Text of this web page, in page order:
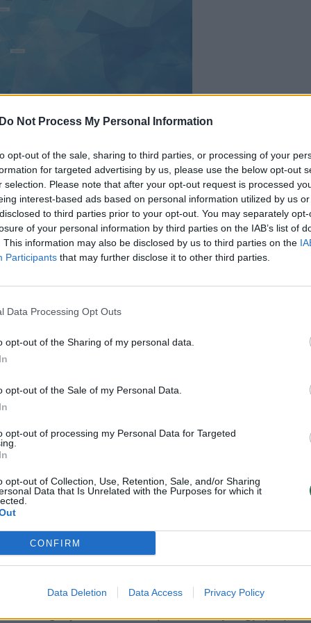
Do Not Process My Personal Information
opt-out of the sale, sharing to third parties, or processing of your
for targeted advertising by us, please use the below opt-out
selection. Please note that after your opt-out request is processed
interest-based ads based on personal information utilized by us
to third parties prior to your opt-out. You may separately
of your personal information by third parties on the IAB’s list of
This information may also be disclosed by us to third parties on the
Participants that may further disclose it to other third parties.
Data Processing Opt Outs
opt-out of the Sharing of my personal data.
opt-out of the Sale of my Personal Data.
opt-out of processing my Personal Data for Targeted
opt-out of Collection, Use, Retention, Sale, and/or Sharing
Data that Is Unrelated with the Purposes for which it
CONFIRM
Data Deletion Data Access Privacy Policy
kokias pamokas šis
kitiems metams
tapti pajėgios tobulinti save
„OpenAI“, „Google“ pasirašė
raginimą JAV vyriausybei
Žinios Pasaulis
00:21:57
kuria vaizdus,
kiekvienam?
technologijų
Sveikatos technologijos
programėlės ir DI?
panaudojami skleidžiant
patarė, kur kreiptis
Lietuvos diena
kaip inovacijos keičia šiuolaikinę
Žinios | Lietuvos diena
00:03:20
pažangią gynybos
gali pakeisti itin brangias
Iš širdies: kaip vaikinas iš
Žinios | Lietuvos diena
00:19:54
su „Apple“: praktiniai būdai
į kasdienes
Į robotiką pažvelgė iš Hario
pusės: „Tikroji magija yra